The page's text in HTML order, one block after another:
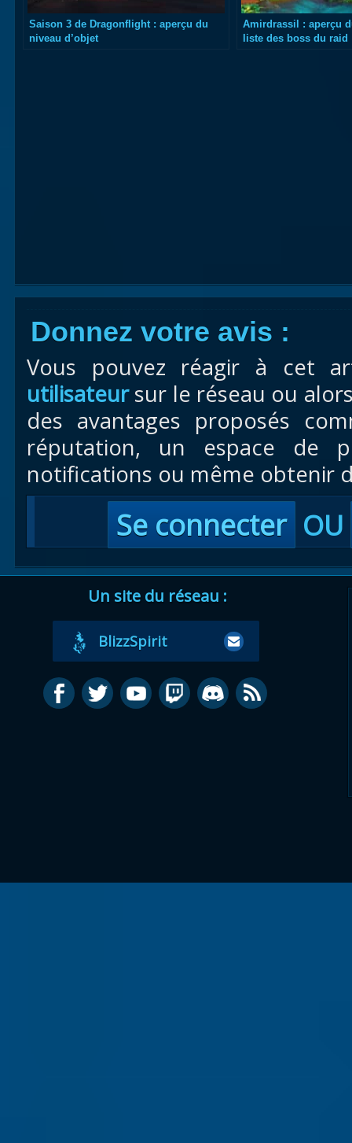
Saison 3 de Dragonflight : aperçu du
niveau d’objet
Amirdrassil : aperçu
liste des boss du raid
Donnez votre avis :
Vous pouvez réagir à cet
utilisateursur le réseau ou
des avantages proposés
réputation, un espace de
notifications ou même obtenir
Se connecter OU
Un site du réseau :
BlizzSpirit